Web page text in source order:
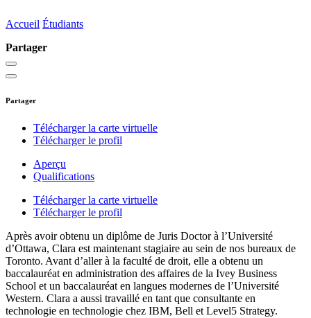
Accueil Étudiants
Partager
Partager
Télécharger la carte virtuelle
Télécharger le profil
Aperçu
Qualifications
Télécharger la carte virtuelle
Télécharger le profil
Après avoir obtenu un diplôme de Juris Doctor à l’Université
d’Ottawa, Clara est maintenant stagiaire au sein de nos bureaux de
Toronto. Avant d’aller à la faculté de droit, elle a obtenu un
baccalauréat en administration des affaires de la Ivey Business
School et un baccalauréat en langues modernes de l’Université
Western. Clara a aussi travaillé en tant que consultante en
technologie en technologie chez IBM, Bell et Level5 Strategy.